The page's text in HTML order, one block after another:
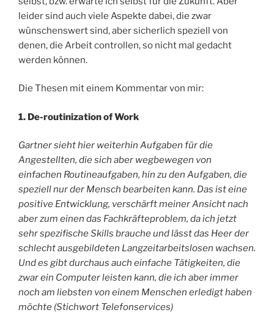
leider sind auch viele Aspekte dabei, die zwar
wünschenswert sind, aber sicherlich speziell von
denen, die Arbeit controllen, so nicht mal gedacht
werden können.
Die Thesen mit einem Kommentar von mir:
1. De-routinization of Work
Gartner sieht hier weiterhin Aufgaben für die
Angestellten, die sich aber wegbewegen von
einfachen Routineaufgaben, hin zu den Aufgaben, die
speziell nur der Mensch bearbeiten kann. Das ist eine
positive Entwicklung, verschärft meiner Ansicht nach
aber zum einen das Fachkräfteproblem, da ich jetzt
sehr spezifische Skills brauche und lässt das Heer der
schlecht ausgebildeten Langzeitarbeitslosen wachsen.
Und es gibt durchaus auch einfache Tätigkeiten, die
zwar ein Computer leisten kann, die ich aber immer
noch am liebsten von einem Menschen erledigt haben
möchte (Stichwort Telefonservices)